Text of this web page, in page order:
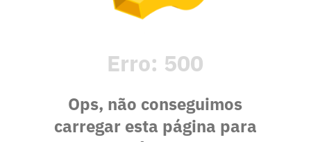
Erro: 500
Ops, não conseguimos
carregar esta página para